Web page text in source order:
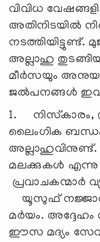
വിവിധ
അതിനിടയില്‍
നടത്തിയിട്ടുണ്ട്.
അല്ലാഹു
മീര്‍സയും
ജല്‍പനങ്ങള്‍
1. നിസ്‌കാരം,
ലൈംഗിക ബന്ധം
മലക്കുകള്‍ എന്നു
പ്രവാചകന്മാര്‍
യൂസുഫ്
മര്‍യം. അദ്ദേഹം
ഈസ മദ്യം